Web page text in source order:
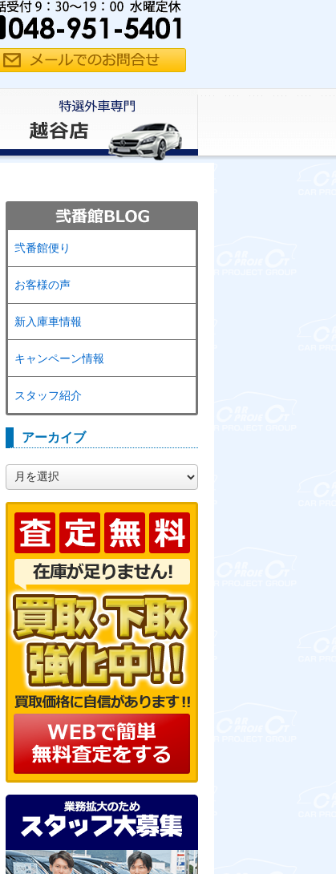
弐番館便り
お客様の声
新入庫車情報
キャンペーン情報
スタッフ紹介
アーカイブ
ー
カ